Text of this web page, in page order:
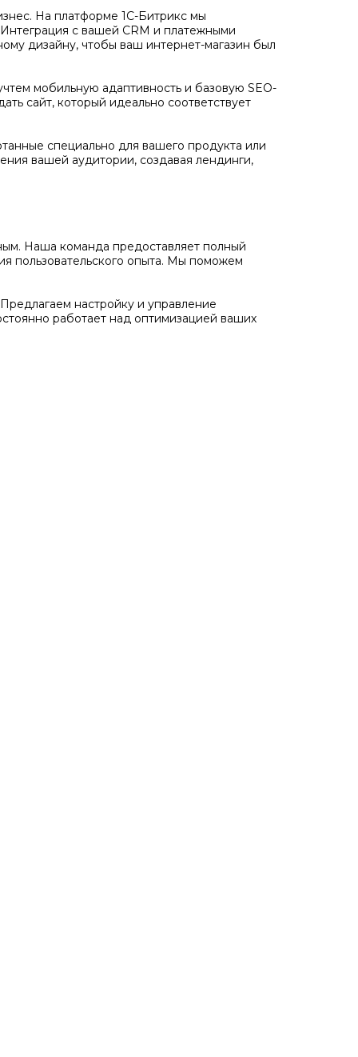
На платформе 1С-Битрикс мы
с вашей CRM и платежными
дизайну, чтобы ваш интернет-магазин был
мобильную адаптивность и базовую SEO-
сайт, который идеально соответствует
специально для вашего продукта или
вашей аудитории, создавая лендинги,
Наша команда предоставляет полный
пользовательского опыта. Мы поможем
настройку и управление
работает над оптимизацией ваших